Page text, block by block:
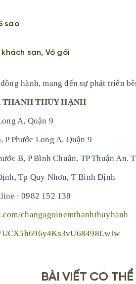
sao
sạn, Vỏ gối
hành, mang đến sự phát triển
THANH THÚY HẠNH
A, Quận 9
Phước Long A, Quận 9
B, P Bình Chuẩn. TP Thuận An.
Tp Quy Nhơn, T Bình Định
: 0982 152 138
changagoinemthanhthuyhanh
BÀI VIẾT CÓ